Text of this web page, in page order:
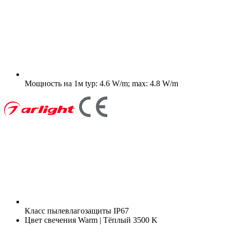
Мощность на 1м typ: 4.6 W/m; max: 4.8 W/m
Класс пылевлагозащиты IP67
Цвет свечения Warm | Тёплый 3500 K